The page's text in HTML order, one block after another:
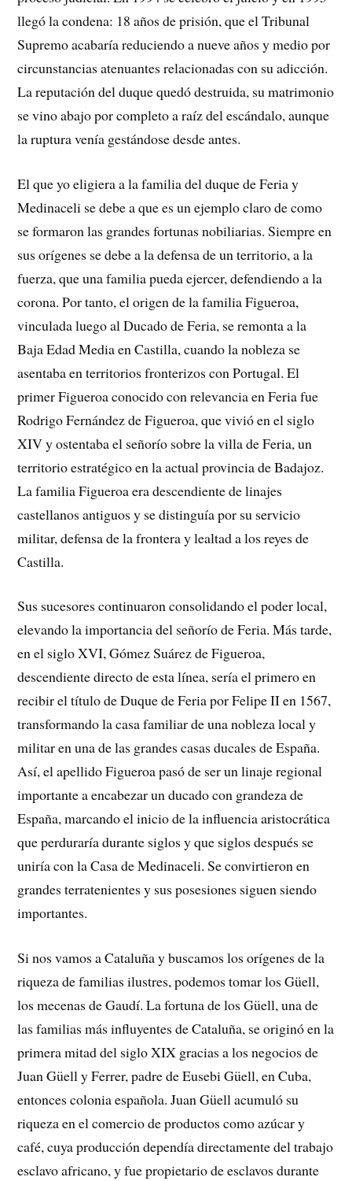
llegó la condena: 18 años de prisión, que el Tribunal
Supremo acabaría reduciendo a nueve años y medio por
circunstancias atenuantes relacionadas con su adicción.
La reputación del duque quedó destruida, su matrimonio
se vino abajo por completo a raíz del escándalo, aunque
la ruptura venía gestándose desde antes.
El que yo eligiera a la familia del duque de Feria y
Medinaceli se debe a que es un ejemplo claro de como
se formaron las grandes fortunas nobiliarias. Siempre en
sus orígenes se debe a la defensa de un territorio, a la
fuerza, que una familia pueda ejercer, defendiendo a la
corona. Por tanto, el origen de la familia Figueroa,
vinculada luego al Ducado de Feria, se remonta a la
Baja Edad Media en Castilla, cuando la nobleza se
asentaba en territorios fronterizos con Portugal. El
primer Figueroa conocido con relevancia en Feria fue
Rodrigo Fernández de Figueroa, que vivió en el siglo
XIV y ostentaba el señorío sobre la villa de Feria, un
territorio estratégico en la actual provincia de Badajoz.
La familia Figueroa era descendiente de linajes
castellanos antiguos y se distinguía por su servicio
militar, defensa de la frontera y lealtad a los reyes de
Castilla.
Sus sucesores continuaron consolidando el poder local,
elevando la importancia del señorío de Feria. Más tarde,
en el siglo XVI, Gómez Suárez de Figueroa,
descendiente directo de esta línea, sería el primero en
recibir el título de Duque de Feria por Felipe II en 1567,
transformando la casa familiar de una nobleza local y
militar en una de las grandes casas ducales de España.
Así, el apellido Figueroa pasó de ser un linaje regional
importante a encabezar un ducado con grandeza de
España, marcando el inicio de la influencia aristocrática
que perduraría durante siglos y que siglos después se
uniría con la Casa de Medinaceli. Se convirtieron en
grandes terratenientes y sus posesiones siguen siendo
importantes.
Si nos vamos a Cataluña y buscamos los orígenes de la
riqueza de familias ilustres, podemos tomar los Güell,
los mecenas de Gaudí. La fortuna de los Güell, una de
las familias más influyentes de Cataluña, se originó en la
primera mitad del siglo XIX gracias a los negocios de
Juan Güell y Ferrer, padre de Eusebi Güell, en Cuba,
entonces colonia española. Juan Güell acumuló su
riqueza en el comercio de productos como azúcar y
café, cuya producción dependía directamente del trabajo
esclavo africano, y fue propietario de esclavos durante